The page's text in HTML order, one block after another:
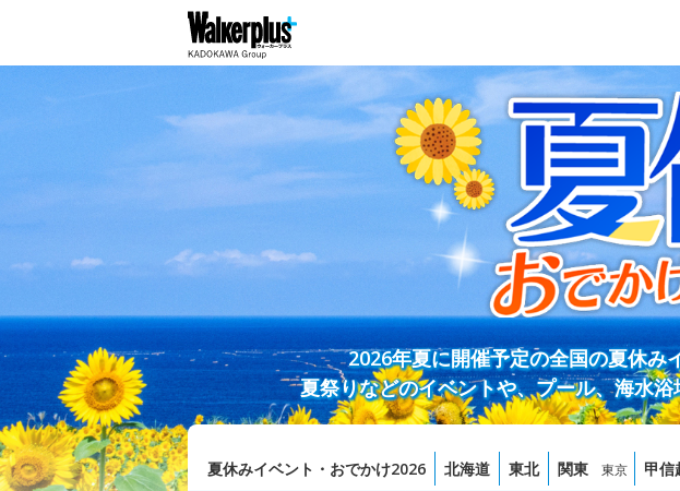
2026年夏に開催予定の全国の夏休み
夏祭りなどのイベントや、プール、海水
夏休みイベント・おでかけ2026 北海道 東北 関東 東京 甲信